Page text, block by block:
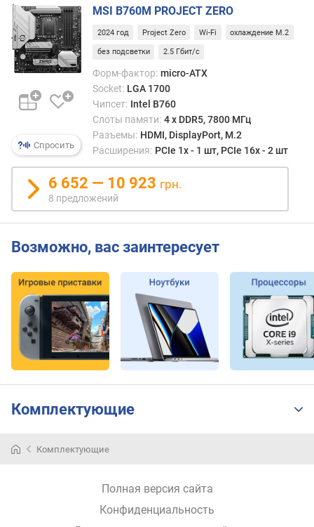
м
я
т
и
(
Б
)
S
A
T
A
3
(
6
Г
и
т
/
с
)
(
ш
M
A
Спросить
MSI B760M PROJECT ZERO
2024 год Project Zero Wi-Fi охлаждение M.2
без подсветки 2.5 Гбит/с
Форм-фактор: micro-ATX
Socket: LGA 1700
Чипсет: Intel B760
Слоты памяти: 4 х DDR5, 7800 МГц
Разъемы: HDMI, DisplayPort, M.2
Расширения: PCIe 1x - 1 шт, PCIe 16x - 2 шт
6 652 — 10 923 грн.
8 предложений
Возможно, вас заинтересует
Комплектующие
Комплектующие
Полная версия сайта
Конфиденциальность